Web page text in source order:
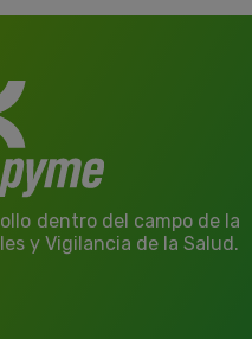
dentro del campo de la
y Vigilancia de la Salud.